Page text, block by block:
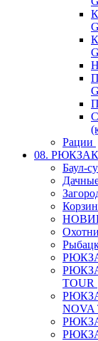
Рации
08.
Баул-
TOUR
NOVA